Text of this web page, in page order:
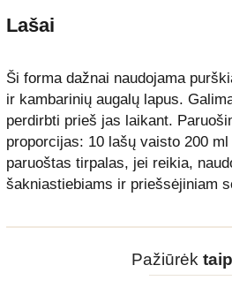
Lašai
Ši forma dažnai naudojama
ir kambarinių augalų lapus.
perdirbti prieš jas laikant.
proporcijas: 10 lašų vaisto 200
paruoštas tirpalas, jei reikia,
šakniastiebiams ir priešsėjiniam
Pažiūrėk